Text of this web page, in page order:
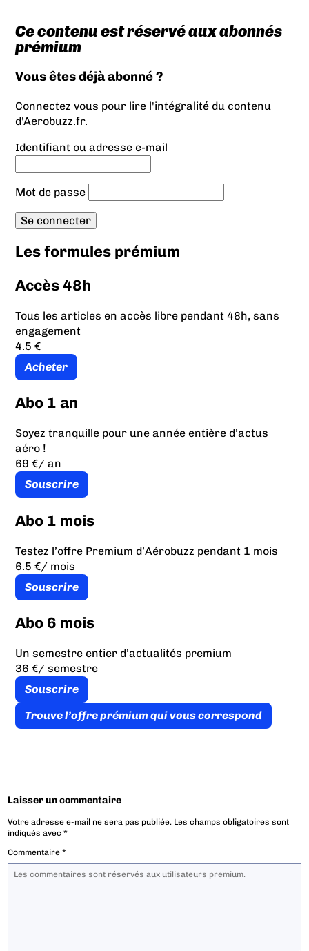
Ce contenu est réservé aux abonnés
prémium
Vous êtes déjà abonné ?
Connectez vous pour lire l'intégralité du contenu
d'Aerobuzz.fr.
Identifiant ou adresse e-mail
Mot de passe
Les formules prémium
Accès 48h
Tous les articles en accès libre pendant 48h, sans
engagement
4.5 €
Acheter
Abo 1 an
Soyez tranquille pour une année entière d’actus
aéro !
69 €/ an
Souscrire
Abo 1 mois
Testez l’offre Premium d’Aérobuzz pendant 1 mois
6.5 €/ mois
Souscrire
Abo 6 mois
Un semestre entier d’actualités premium
36 €/ semestre
Souscrire
Trouve l’offre prémium qui vous correspond
Laisser un commentaire
Votre adresse e-mail ne sera pas publiée. Les champs obligatoires sont
indiqués avec*
Commentaire*